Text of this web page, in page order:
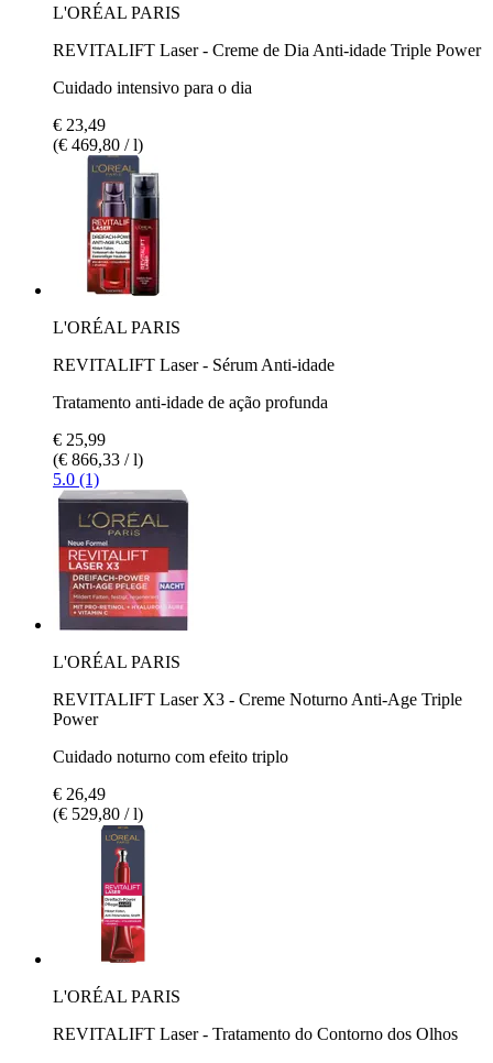
L'ORÉAL PARIS
REVITALIFT Laser - Creme de Dia Anti-idade Triple Power
Cuidado intensivo para o dia
€ 23,49
(€ 469,80 / l)
L'ORÉAL PARIS
REVITALIFT Laser - Sérum Anti-idade
Tratamento anti-idade de ação profunda
€ 25,99
(€ 866,33 / l)
5.0 (1)
L'ORÉAL PARIS
REVITALIFT Laser X3 - Creme Noturno Anti-Age Triple
Power
Cuidado noturno com efeito triplo
€ 26,49
(€ 529,80 / l)
L'ORÉAL PARIS
REVITALIFT Laser - Tratamento do Contorno dos Olhos